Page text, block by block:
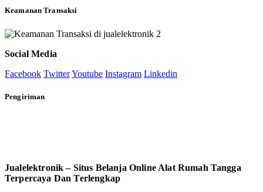
Keamanan Transaksi
Social Media
Facebook TwitterYoutube Instagram Linkedin
Pengiriman
Jualelektronik – Situs Belanja Online Alat Rumah Tangga
Terpercaya Dan Terlengkap